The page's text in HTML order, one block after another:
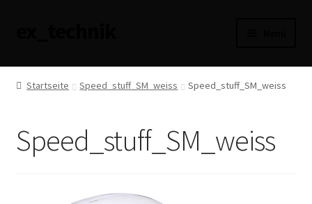
AGB
Haftungsausschluss
Startseite Speed_stuff_SM_weiss Speed_stuff_SM_weiss
Speed_stuff_SM_weiss